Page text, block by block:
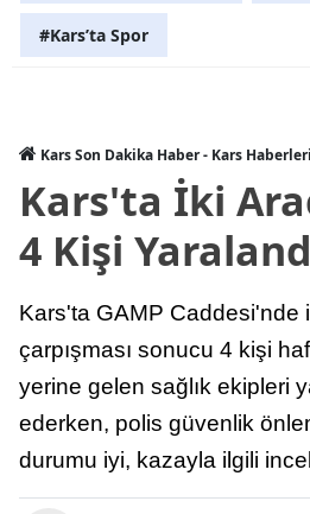
#Kars’ta Spor
Kars Son Dakika Haber - Kars
Kars'ta İki
4 Kişi
Kars'ta GAMP Caddesi'nde
çarpışması sonucu 4 kişi
yerine gelen sağlık ekipleri
ederken, polis güvenlik
durumu iyi, kazayla ilgili